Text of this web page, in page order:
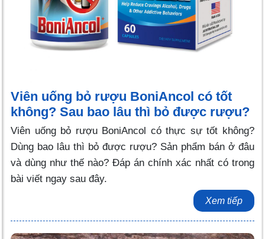
Viên uống bỏ rượu BoniAncol có tốt
không? Sau bao lâu thì bỏ được rượu?
Viên uống bỏ rượu BoniAncol có thực sự tốt không?
Dùng bao lâu thì bỏ được rượu? Sản phẩm bán ở đâu
và dùng như thế nào? Đáp án chính xác nhất có trong
bài viết ngay sau đây.
Xem tiếp